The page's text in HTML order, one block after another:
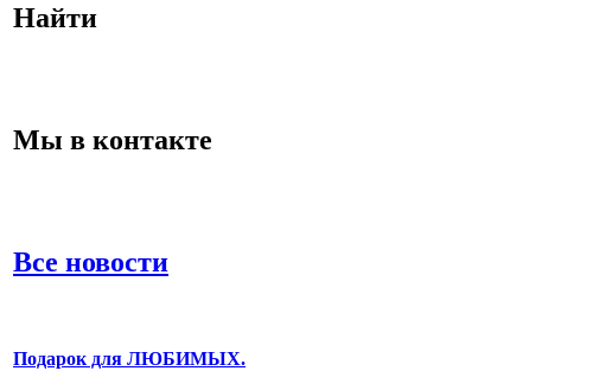
Найти
Мы в контакте
Все новости
Подарок для ЛЮБИМЫХ.